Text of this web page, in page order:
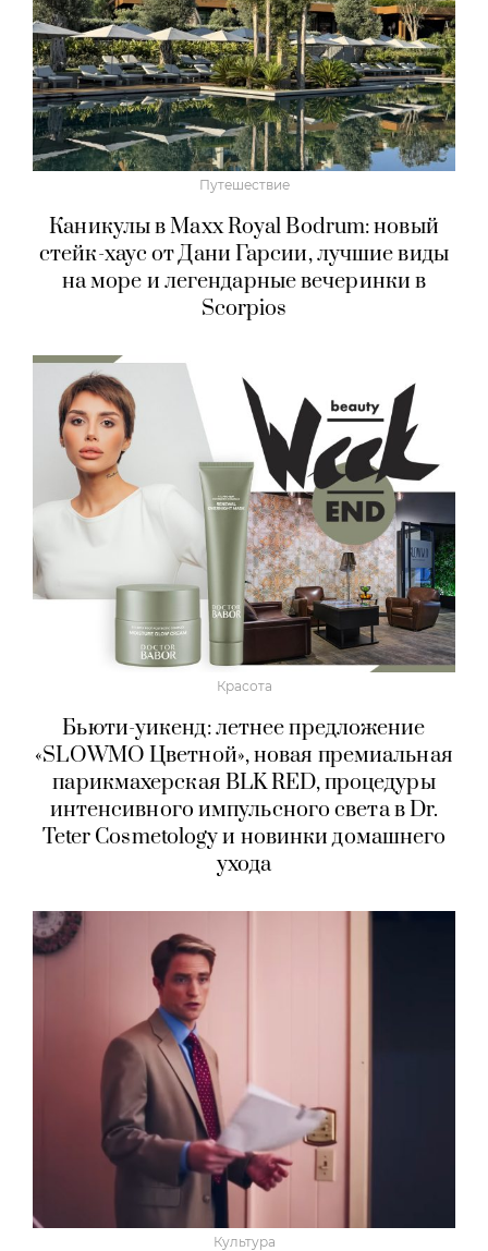
Путешествие
Каникулы в Maxx Royal Bodrum: новый
стейк-хаус от Дани Гарсии, лучшие виды
на море и легендарные вечеринки в
Scorpios
Красота
Бьюти-уикенд: летнее предложение
«SLOWMO Цветной», новая премиальная
парикмахерская BLK RED, процедуры
интенсивного импульсного света в Dr.
Teter Cosmetology и новинки домашнего
ухода
Культура